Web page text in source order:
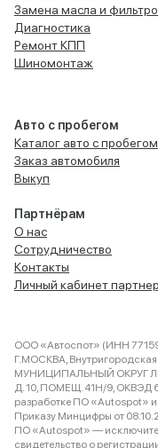
Замена масла и
Диагностика
Ремонт КПП
Шиномонтаж
Авто с пробегом
Каталог авто с пробегом
Заказ автомобиля
Выкуп
Партнёрам
О нас
Сотрудничество
Контакты
Личный кабинет
ООО «Автоспот» (ИНН
Г.МОСКВА, Внутригородская
МУНИЦИПАЛЬНЫЙ ОКРУГ
Д. 10, ПОМЕЩ. 41Н/9, ОКВЭД
разработке ПО «Autospot»
Приказу Минцифры от
ПО «Autospot» —
свидетельство о